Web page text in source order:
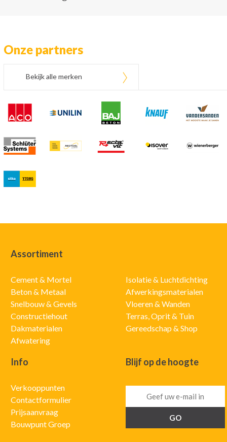
Onze partners
Bekijk alle merken
Assortiment
Cement & Mortel
Beton & Metaal
Snelbouw & Gevels
Constructiehout
Dakmaterialen
Afwatering
Isolatie & Luchtdichting
Afwerkingsmaterialen
Vloeren & Wanden
Terras, Oprit & Tuin
Gereedschap & Shop
Info
Verkooppunten
Contactformulier
Prijsaanvraag
Bouwpunt Groep
Blijf op de hoogte